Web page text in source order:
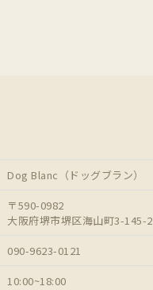
Dog Blanc（ドッグブラン）
〒590-0982
大阪府堺市堺区海山町3-145-2
090-9623-0121
10:00~18:00